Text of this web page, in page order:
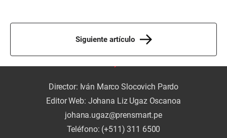
Siguiente artículo
Director: Iván Marco Slocovich Pardo
Editor Web: Johana Liz Ugaz Oscanoa
johana.ugaz@prensmart.pe
Teléfono: (+511) 311 6500